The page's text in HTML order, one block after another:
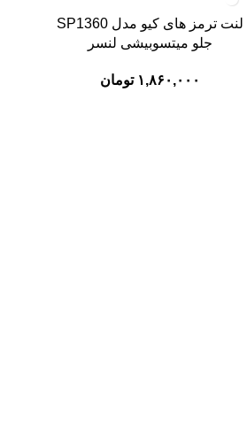
لنت ترمز های کیو مدل SP1360
جلو میتسوبیشی لنسر
۱,۸۶۰,۰۰۰ تومان